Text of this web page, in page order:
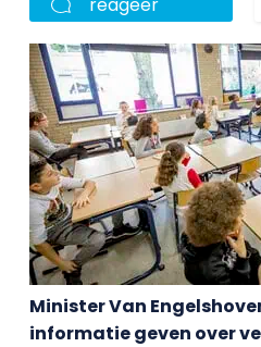
Minister Van
informatie geven over